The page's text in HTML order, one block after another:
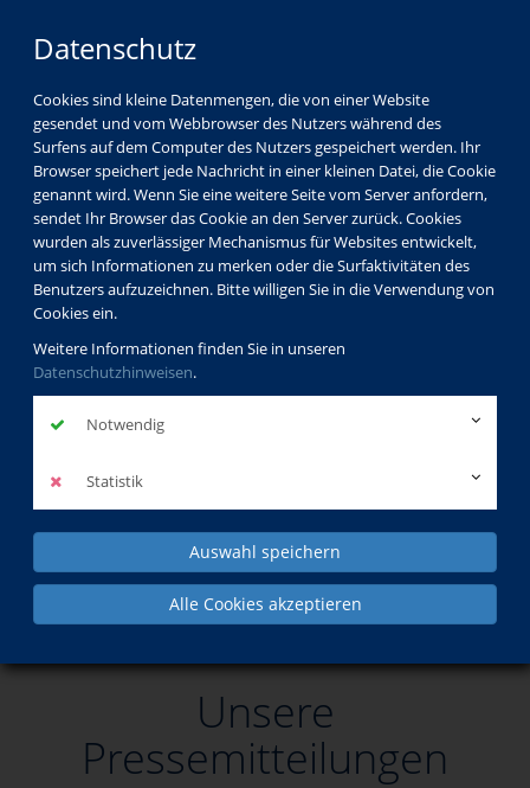
Datenschutz
Cookies sind kleine Datenmengen, die von einer Website
gesendet und vom Webbrowser des Nutzers während des
Surfens auf dem Computer des Nutzers gespeichert werden. Ihr
Browser speichert jede Nachricht in einer kleinen Datei, die Cookie
genannt wird. Wenn Sie eine weitere Seite vom Server anfordern,
sendet Ihr Browser das Cookie an den Server zurück. Cookies
wurden als zuverlässiger Mechanismus für Websites entwickelt,
um sich Informationen zu merken oder die Surfaktivitäten des
Benutzers aufzuzeichnen. Bitte willigen Sie in die Verwendung von
Cookies ein.
Weitere Informationen finden Sie in unseren
Datenschutzhinweisen.
Notwendig
Statistik
Auswahl speichern
Alle Cookies akzeptieren
Geflüchtete und einheimische Schüler gemeinsam
Unsere
Pressemitteilungen